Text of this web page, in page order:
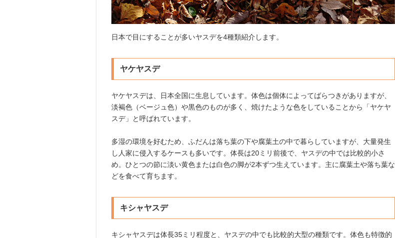
日本で目にすることが多いヤスデを4種類紹介します。
ヤケヤスデ
ヤケヤスデは、日本全国に生息しています。体色は個体によってばらつきがありますが、
淡褐色（ベージュ色）や黒色のものが多く、焼けたような色をしていることから「ヤケヤ
スデ」と呼ばれています。
多湿の環境を好むため、ふだんは落ち葉の下や腐葉土の中で暮らしていますが、大量発生
し人家に侵入するケースも多いです。体長は20ミリ前後で、ヤスデの中では比較的小さ
め。ひとつの節に淡い黄色または白色の脚が2本ずつ生えています。主に腐葉土や落ち葉な
どを食べて育ちます。
キシャヤスデ
キシャヤスデは体長35ミリ程度と、ヤスデの中でも比較的大型の種類です。体色も特徴的